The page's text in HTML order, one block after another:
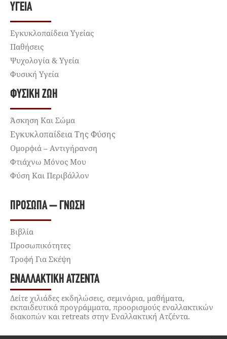
ΥΓΕΊΑ
Εγκυκλοπαίδεια Υγείας
Παθήσεις
Ψυχολογία & Υγεία
Φυσική Υγεία
ΦΥΣΙΚΉ ΖΩΉ
Άσκηση Και Σώμα
Εγκυκλοπαίδεια Της Φύσης
Ομορφιά – Αντιγήρανση
Φτιάχνω Μόνος Μου
Φύση Και Περιβάλλον
ΠΡΌΣΩΠΑ – ΓΝΏΣΗ
Βιβλία
Προσωπικότητες
Τροφή Για Σκέψη
ΕΝΑΛΛΑΚΤΙΚΉ ΑΤΖΈΝΤΑ
Δείτε χιλιάδες εκδηλώσεις, σεμινάρια, μαθήματα,
εκπαιδευτικά προγράμματα, προορισμούς εναλλακτικών
διακοπών και retreats στην Εναλλακτική Ατζέντα.